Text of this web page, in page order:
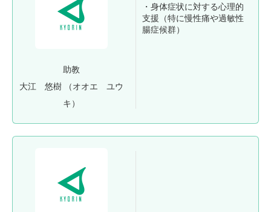
助教
大江 悠樹
（オオエ ユウ
キ）
・身体症状に対する心理的
支援（特に慢性痛や過敏性
腸症候群）